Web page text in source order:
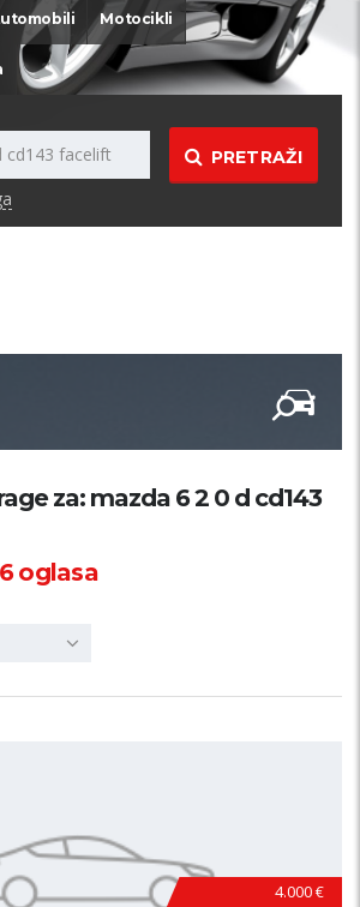
Motocikli
PRETRAŽI
za: mazda 6 2 0 d cd143
oglasa
4.000 €